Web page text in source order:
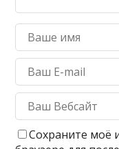
Сохраните моё